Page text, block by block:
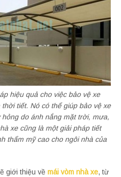
hiệu quả cho việc bảo vệ xe
tiết. Nó có thể giúp bảo vệ xe
do ánh nắng mặt trời, mưa,
xe cũng là một giải pháp tiết
thẩm mỹ cao cho ngôi nhà của
giới thiệu về mái vòm nhà xe, từ